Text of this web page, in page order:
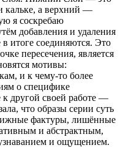
кальке, а верхний —
я соскребаю
добавления и удаления
итоге соединяются. Это
пересечения, является
мотивы:
и к чему-то более
о специфике
к другой своей работе —
что образы серии суть
фактуры, лишённые
и абстрактным,
и ощущением.